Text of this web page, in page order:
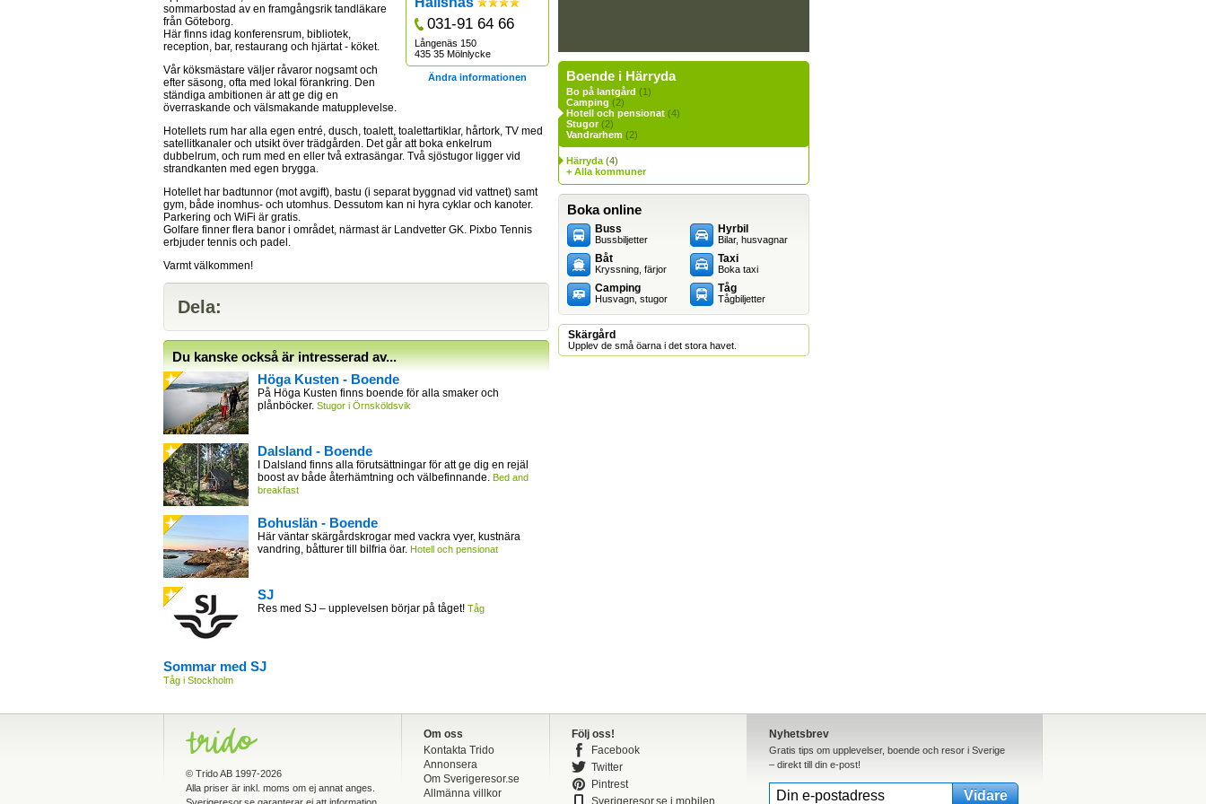
031-91 64 66
Långenäs 150
435 35 Mölnlycke
Ändra informationen
sommarbostad av en framgångsrik tandläkare
från Göteborg.
Här finns idag konferensrum, bibliotek,
reception, bar, restaurang och hjärtat - köket.
Vår köksmästare väljer råvaror nogsamt och
efter säsong, ofta med lokal förankring. Den
ständiga ambitionen är att ge dig en
överraskande och välsmakande matupplevelse.
Hotellets rum har alla egen entré, dusch, toalett, toalettartiklar, hårtork, TV med
satellitkanaler och utsikt över trädgården. Det går att boka enkelrum
dubbelrum, och rum med en eller två extrasängar. Två sjöstugor ligger vid
strandkanten med egen brygga.
Hotellet har badtunnor (mot avgift), bastu (i separat byggnad vid vattnet) samt
gym, både inomhus- och utomhus. Dessutom kan ni hyra cyklar och kanoter.
Parkering och WiFi är gratis.
Golfare finner flera banor i området, närmast är Landvetter GK. Pixbo Tennis
erbjuder tennis och padel.
Varmt välkommen!
Dela:
Du kanske också är intresserad av...
Höga Kusten - Boende
På Höga Kusten finns boende för alla smaker och
plånböcker. Stugor i Örnsköldsvik
Dalsland - Boende
I Dalsland finns alla förutsättningar för att ge dig en rejäl
boost av både återhämtning och välbefinnande. Bed and
breakfast
Bohuslän - Boende
Här väntar skärgårdskrogar med vackra vyer, kustnära
vandring, båtturer till bilfria öar. Hotell och pensionat
SJ
Res med SJ – upplevelsen börjar på tåget! Tåg
Sommar med SJ
Tåg i Stockholm
Boende i Härryda
Bo på lantgård (1)
Camping (2)
Hotell och pensionat (4)
Stugor(2)
Vandrarhem (2)
Härryda (4)
+ Alla kommuner
Boka online
Buss
Bussbiljetter
Båt
Kryssning, färjor
Camping
Husvagn, stugor
Hyrbil
Bilar, husvagnar
Taxi
Boka taxi
Tåg
Tågbiljetter
Skärgård
Upplev de små öarna i det stora havet.
© Trido AB 1997-2026
Alla priser är inkl. moms om ej annat anges.
Om oss
Kontakta Trido
Annonsera
Om Sverigeresor.se
Allmänna villkor
Följ oss!
Facebook
Twitter
Pintrest
Sverigeresor.se i mobilen
Nyhetsbrev
Gratis tips om upplevelser, boende och resor i Sverige
– direkt till din e-post!